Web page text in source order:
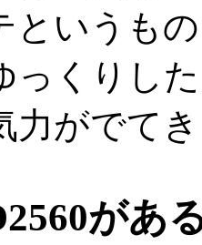
というも
っくりし
力がでて
があ